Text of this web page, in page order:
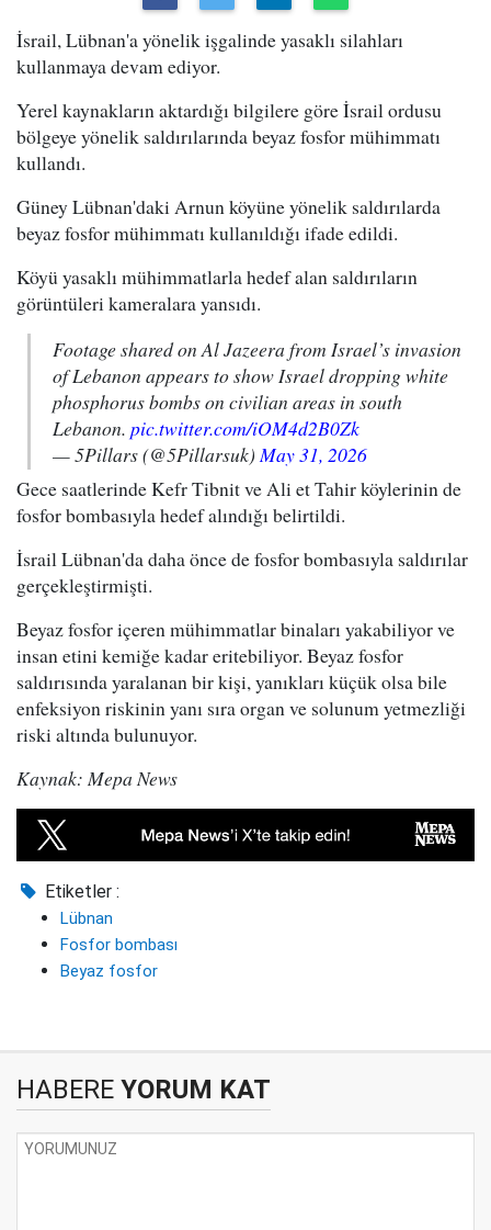
İsrail, Lübnan'a yönelik işgalinde yasaklı silahları
kullanmaya devam ediyor.
Yerel kaynakların aktardığı bilgilere göre İsrail ordusu
bölgeye yönelik saldırılarında beyaz fosfor mühimmatı
kullandı.
Güney Lübnan'daki Arnun köyüne yönelik saldırılarda
beyaz fosfor mühimmatı kullanıldığı ifade edildi.
Köyü yasaklı mühimmatlarla hedef alan saldırıların
görüntüleri kameralara yansıdı.
Footage shared on Al Jazeera from Israel’s invasion
of Lebanon appears to show Israel dropping white
phosphorus bombs on civilian areas in south
Lebanon. pic.twitter.com/iOM4d2B0Zk
— 5Pillars (@5Pillarsuk)May 31, 2026
Gece saatlerinde Kefr Tibnit ve Ali et Tahir köylerinin de
fosfor bombasıyla hedef alındığı belirtildi.
İsrail Lübnan'da daha önce de fosfor bombasıyla saldırılar
gerçekleştirmişti.
Beyaz fosfor içeren mühimmatlar binaları yakabiliyor ve
insan etini kemiğe kadar eritebiliyor. Beyaz fosfor
saldırısında yaralanan bir kişi, yanıkları küçük olsa bile
enfeksiyon riskinin yanı sıra organ ve solunum yetmezliği
riski altında bulunuyor.
Kaynak: Mepa News
Etiketler :
Lübnan
Fosfor bombası
Beyaz fosfor
HABERE YORUM KAT